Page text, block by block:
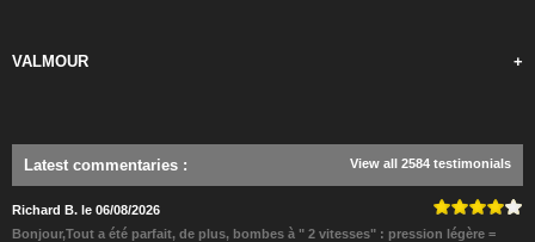
VALMOUR +
Latest commentaries : View all 2584 testimonials
Richard B. le 06/08/2026
Bonjour,Tout a été parfait, de plus, bombes à " 2 vitesses" : pression légère =